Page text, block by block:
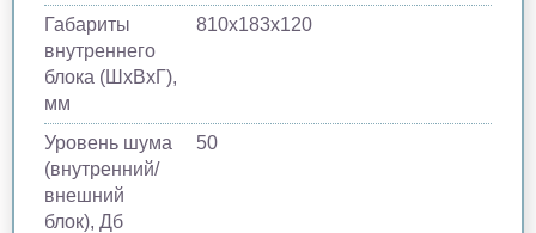
Габариты
внутреннего
блока (ШхВхГ),
мм
810х183х120
Уровень шума
(внутренний/
внешний
блок), Дб
50